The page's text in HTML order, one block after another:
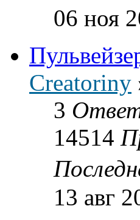
06 ноя
Creatoriny
3
14514
13 авг